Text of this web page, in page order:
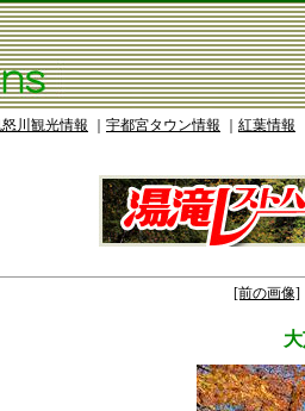
怒川観光情報 宇都宮タウン情報 紅葉情報
[前の画像]